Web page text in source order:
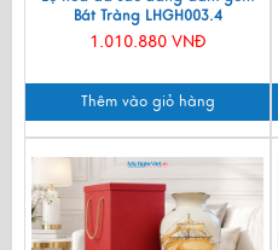
Bát Tràng LHGH003.4
1.010.880 VNĐ
Thêm vào giỏ hàng